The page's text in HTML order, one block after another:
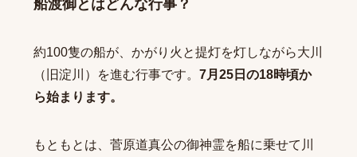
船渡御とはどんな行事？
約100隻の船が、かがり火と提灯を灯しながら大川
（旧淀川）を進む行事です。 7月25日の18時頃か
ら始まります。
もともとは、菅原道真公の御神霊を船に乗せて川